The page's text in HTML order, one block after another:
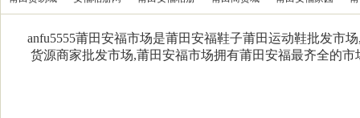
anfu5555莆田安福市场是莆田安福鞋子莆田运动鞋批发市
货源商家批发市场,莆田安福市场拥有莆田安福最齐全的